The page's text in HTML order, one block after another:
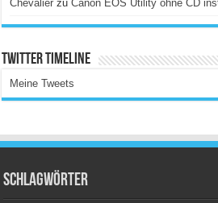
Chevalier zuCanon EOS Utility ohne CD
Twitter Timeline
Meine Tweets
Schlagwörter